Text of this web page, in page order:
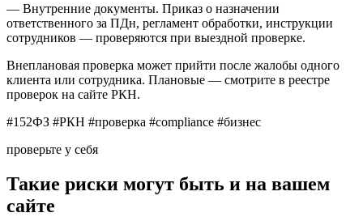
— Внутренние документы. Приказ о назначении
ответственного за ПДн, регламент обработки, инструкции
сотрудников — проверяются при выездной проверке.
Внеплановая проверка может прийти после жалобы одного
клиента или сотрудника. Плановые — смотрите в реестре
проверок на сайте РКН.
#152ФЗ #РКН #проверка #compliance #бизнес
проверьте у себя
Такие риски могут быть и на вашем
сайте